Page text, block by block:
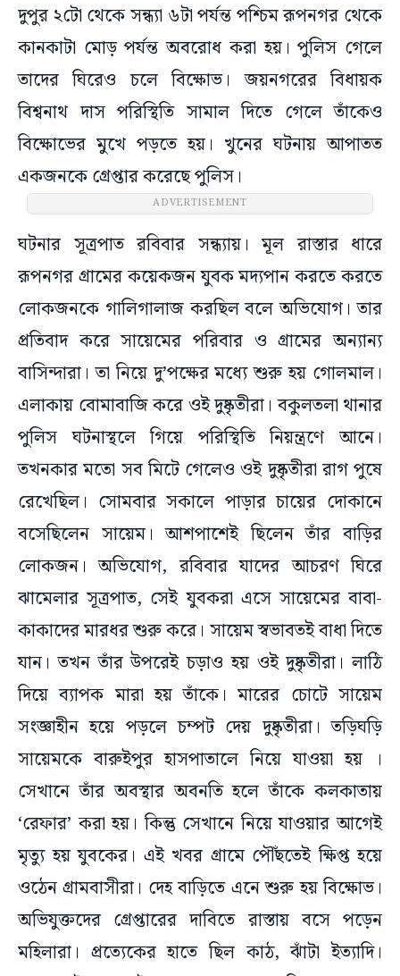
দুপুর ২টো থেকে সন্ধ্যা ৬টা পর্যন্ত পশ্চিম রূপনগর থেকে
কানকাটা মোড় পর্যন্ত অবরোধ করা হয়। পুলিস গেলে
তাদের ঘিরেও চলে বিক্ষোভ। জয়নগরের বিধায়ক
বিশ্বনাথ দাস পরিস্থিতি সামাল দিতে গেলে তাঁকেও
বিক্ষোভের মুখে পড়তে হয়। খুনের ঘটনায় আপাতত
একজনকে গ্রেপ্তার করেছে পুলিস।
ADVERTISEMENT
ঘটনার সূত্রপাত রবিবার সন্ধ্যায়। মূল রাস্তার ধারে
রূপনগর গ্রামের কয়েকজন যুবক মদ্যপান করতে করতে
লোকজনকে গালিগালাজ করছিল বলে অভিযোগ। তার
প্রতিবাদ করে সায়েমের পরিবার ও গ্রামের অন্যান্য
বাসিন্দারা। তা নিয়ে দু’পক্ষের মধ্যে শুরু হয় গোলমাল।
এলাকায় বোমাবাজি করে ওই দুষ্কৃতীরা। বকুলতলা থানার
পুলিস ঘটনাস্থলে গিয়ে পরিস্থিতি নিয়ন্ত্রণে আনে।
তখনকার মতো সব মিটে গেলেও ওই দুষ্কৃতীরা রাগ পুষে
রেখেছিল। সোমবার সকালে পাড়ার চায়ের দোকানে
বসেছিলেন সায়েম। আশপাশেই ছিলেন তাঁর বাড়ির
লোকজন। অভিযোগ, রবিবার যাদের আচরণ ঘিরে
ঝামেলার সূত্রপাত, সেই যুবকরা এসে সায়েমের বাবা-
কাকাদের মারধর শুরু করে। সায়েম স্বভাবতই বাধা দিতে
যান। তখন তাঁর উপরেই চড়াও হয় ওই দুষ্কৃতীরা। লাঠি
দিয়ে ব্যাপক মারা হয় তাঁকে। মারের চোটে সায়েম
সংজ্ঞাহীন হয়ে পড়লে চম্পট দেয় দুষ্কৃতীরা। তড়িঘড়ি
সায়েমকে বারুইপুর হাসপাতালে নিয়ে যাওয়া হয় ।
সেখানে তাঁর অবস্থার অবনতি হলে তাঁকে কলকাতায়
‘রেফার’ করা হয়। কিন্তু সেখানে নিয়ে যাওয়ার আগেই
মৃত্যু হয় যুবকের। এই খবর গ্রামে পৌঁছতেই ক্ষিপ্ত হয়ে
ওঠেন গ্রামবাসীরা। দেহ বাড়িতে এনে শুরু হয় বিক্ষোভ।
অভিযুক্তদের গ্রেপ্তারের দাবিতে রাস্তায় বসে পড়েন
মহিলারা। প্রত্যেকের হাতে ছিল কাঠ, ঝাঁটা ইত্যাদি।